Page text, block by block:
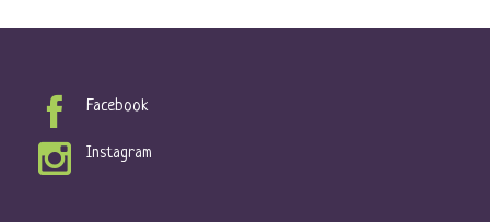
Facebook
Instagram